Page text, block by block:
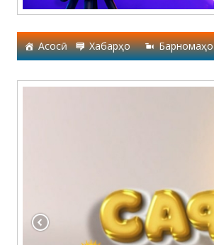
Асосӣ Хабарҳо Барномаҳо